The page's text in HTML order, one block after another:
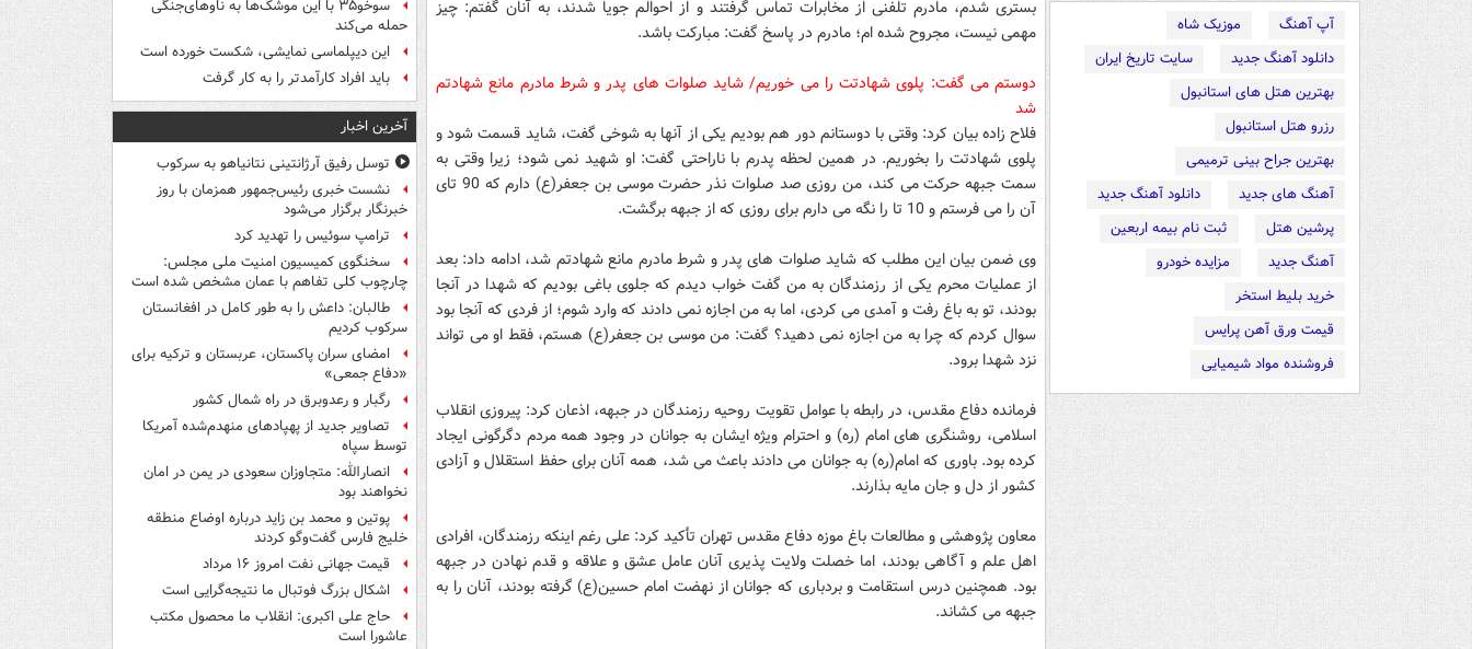
آپ آهنگ
موزیک شاه
دانلود آهنگ جدید
سایت تاریخ ایران
بهترین هتل های استانبول
رزرو هتل استانبول
بهترین جراح بینی ترمیمی
آهنگ های جدید
دانلود آهنگ جدید
پرشین هتل
ثبت نام بیمه اربعین
آهنگ جدید
مزایده خودرو
خرید بلیط استخر
قیمت ورق آهن پرایس
فروشنده مواد شیمیایی
بستری شدم، مادرم تلفنی از مخابرات تماس گرفتند و از احوالم جویا شدند، به آنان گفتم: چیز
مهمی نیست، مجروح شده ام؛ مادرم در پاسخ گفت: مبارکت باشد.
دوستم می گفت: پلوی شهادتت را می خوریم/ شاید صلوات های پدر و شرط مادرم مانع شهادتم
شد
فلاح زاده بیان کرد: وقتی با دوستانم دور هم بودیم یکی از آنها به شوخی گفت، شاید قسمت شود و
پلوی شهادتت را بخوریم. در همین لحظه پدرم با ناراحتی گفت: او شهید نمی شود؛ زیرا وقتی به
سمت جبهه حرکت می کند، من روزی صد صلوات نذر حضرت موسی بن جعفر(ع) دارم که 90 تای
آن را می فرستم و 10 تا را نگه می دارم برای روزی که از جبهه برگشت.
وی ضمن بیان این مطلب که شاید صلوات های پدر و شرط مادرم مانع شهادتم شد، ادامه داد: بعد
از عملیات محرم یکی از رزمندگان به من گفت خواب دیدم که جلوی باغی بودیم که شهدا در آنجا
بودند، تو به باغ رفت و آمدی می کردی، اما به من اجازه نمی دادند که وارد شوم؛ از فردی که آنجا بود
سوال کردم که چرا به من اجازه نمی دهید؟ گفت: من موسی بن جعفر(ع) هستم، فقط او می تواند
نزد شهدا برود.
فرمانده دفاع مقدس، در رابطه با عوامل تقویت روحیه رزمندگان در جبهه، اذعان کرد: پیروزی انقلاب
اسلامی، روشنگری های امام (ره) و احترام ویژه ایشان به جوانان در وجود همه مردم دگرگونی ایجاد
کرده بود. باوری که امام(ره) به جوانان می دادند باعث می شد، همه آنان برای حفظ استقلال و آزادی
کشور از دل و جان مایه بذارند.
معاون پژوهشی و مطالعات باغ موزه دفاع مقدس تهران تأکید کرد: علی رغم اینکه رزمندگان، افرادی
اهل علم و آگاهی بودند، اما خصلت ولایت پذیری آنان عامل عشق و علاقه و قدم نهادن در جبهه
بود. همچنین درس استقامت و بردباری که جوانان از نهضت امام حسین(ع) گرفته بودند، آنان را به
جبهه می کشاند.
سوخو۳۵ با این موشک‌ها به ناوهای‌جنگی
حمله می‌کند
این دیپلماسی نمایشی، شکست خورده است
باید افراد کارآمدتر را به کار گرفت
آخرین اخبار
توسل رفیق آرژانتینی نتانیاهو به سرکوب
نشست خبری رئیس‌جمهور همزمان با روز
خبرنگار برگزار می‌شود
ترامپ سوئیس را تهدید کرد
سخنگوی کمیسیون امنیت ملی مجلس:
چارچوب کلی تفاهم با عمان مشخص شده است
طالبان: داعش را به طور کامل در افغانستان
سرکوب کردیم
امضای سران پاکستان، عربستان و ترکیه برای
«دفاع جمعی»
رگبار و رعدوبرق در راه شمال کشور
تصاویر جدید از پهپادهای منهدم‌شده آمریکا
توسط سپاه
انصارالله: متجاوزان سعودی در یمن در امان
نخواهند بود
پوتین و محمد بن زاید درباره اوضاع منطقه
خلیج فارس گفت‌وگو کردند
قیمت جهانی نفت امروز ۱۶ مرداد
اشکال بزرگ فوتبال ما نتیجه‌گرایی است
حاج علی اکبری: انقلاب ما محصول مکتب
عاشورا است